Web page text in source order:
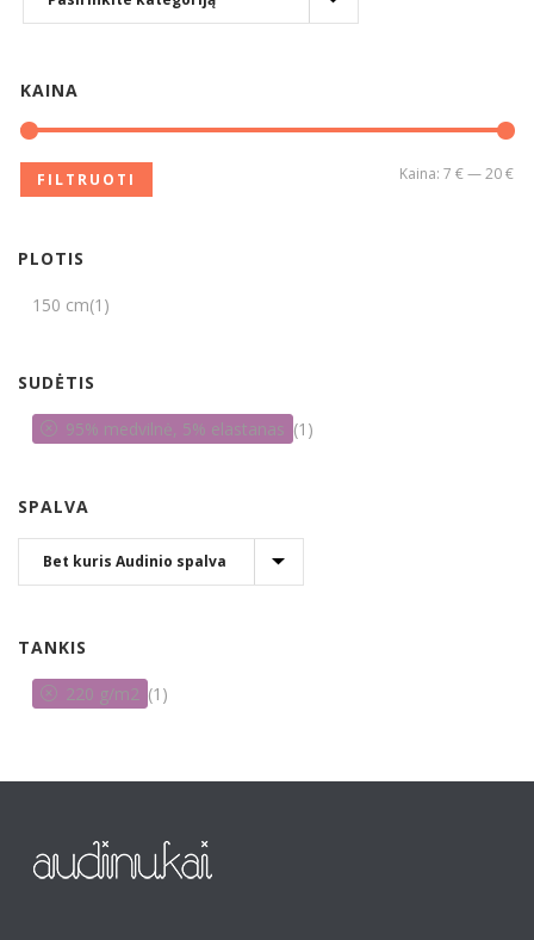
KAINA
FILTRUOTI Kaina: 7 €—20 €
PLOTIS
150 cm(1)
SUDĖTIS
95% medvilnė, 5% elastanas (1)
SPALVA
TANKIS
220 g/m2 (1)